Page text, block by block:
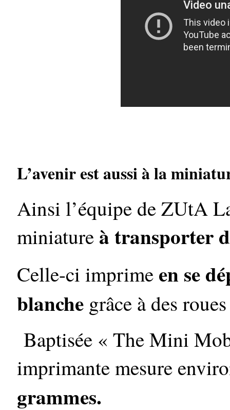
L’avenir est aussi à la
Ainsi l’équipe de ZUtA
miniature à transporter
Celle-ci imprime en se
blanche grâce à des
Baptisée « The Mini
imprimante mesure
grammes.